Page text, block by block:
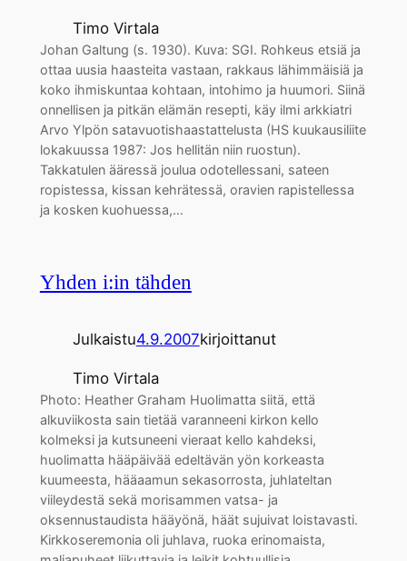
Timo Virtala
Johan Galtung (s. 1930). Kuva: SGI. Rohkeus etsiä ja
ottaa uusia haasteita vastaan, rakkaus lähimmäisiä ja
koko ihmiskuntaa kohtaan, intohimo ja huumori. Siinä
onnellisen ja pitkän elämän resepti, käy ilmi arkkiatri
Arvo Ylpön satavuotishaastattelusta (HS kuukausiliite
lokakuussa 1987: Jos hellitän niin ruostun).
Takkatulen ääressä joulua odotellessani, sateen
ropistessa, kissan kehrätessä, oravien rapistellessa
ja kosken kuohuessa,…
Yhden i:in tähden
Julkaistu4.9.2007kirjoittanut
Timo Virtala
Photo: Heather Graham Huolimatta siitä, että
alkuviikosta sain tietää varanneeni kirkon kello
kolmeksi ja kutsuneeni vieraat kello kahdeksi,
huolimatta hääpäivää edeltävän yön korkeasta
kuumeesta, hääaamun sekasorrosta, juhlateltan
viileydestä sekä morisammen vatsa- ja
oksennustaudista hääyönä, häät sujuivat loistavasti.
Kirkkoseremonia oli juhlava, ruoka erinomaista,